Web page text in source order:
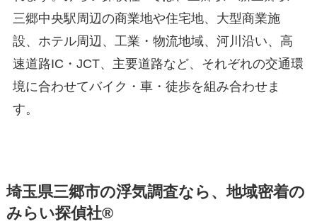
三郷中央駅周辺の商業地や住宅地、大型商業施
設、ホテル周辺、工業・物流地域、河川沿い、高
速道路IC・JCT、主要道路など、それぞれの交通環
境に合わせてバイク・車・徒歩を組み合わせま
す。
埼玉県三郷市の浮気調査なら、地域密着の
みらい探偵社®︎